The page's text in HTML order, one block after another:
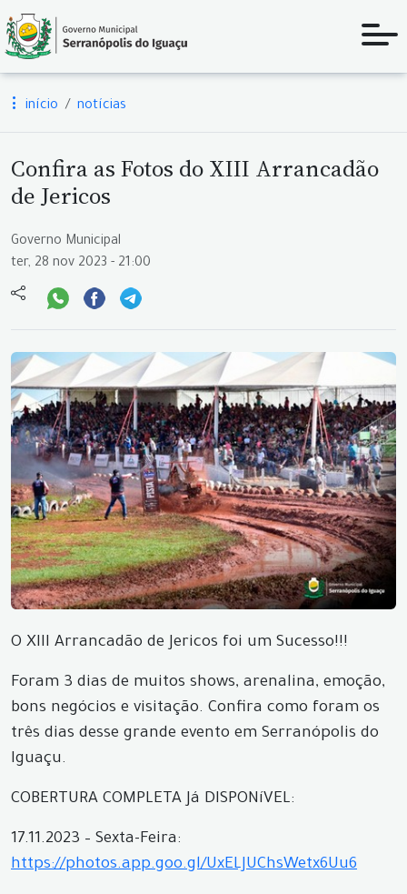
início notícias
Confira as Fotos do XIII Arrancadão
de Jericos
Governo Municipal
ter, 28 nov 2023 - 21:00
O XIII Arrancadão de Jericos foi um Sucesso!!!
Foram 3 dias de muitos shows, arenalina, emoção,
bons negócios e visitação. Confira como foram os
três dias desse grande evento em Serranópolis do
Iguaçu.
COBERTURA COMPLETA Já DISPONíVEL:
17.11.2023 – Sexta-Feira:
https://photos.app.goo.gl/UxELJUChsWetx6Uu6